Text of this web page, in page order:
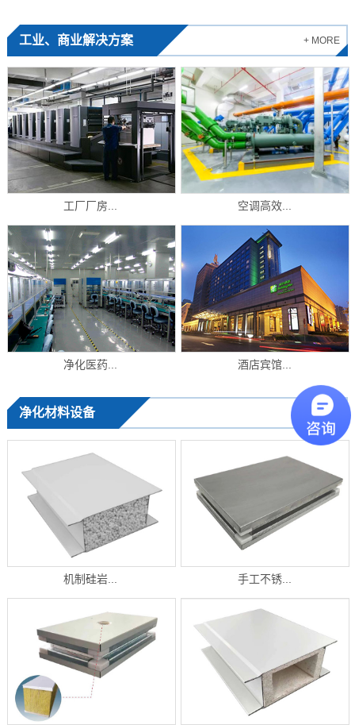
工业、商业解决方案 + MORE
工厂厂房... 空调高效...
净化医药... 酒店宾馆...
净化材料设备 + MORE
机制硅岩... 手工不锈...